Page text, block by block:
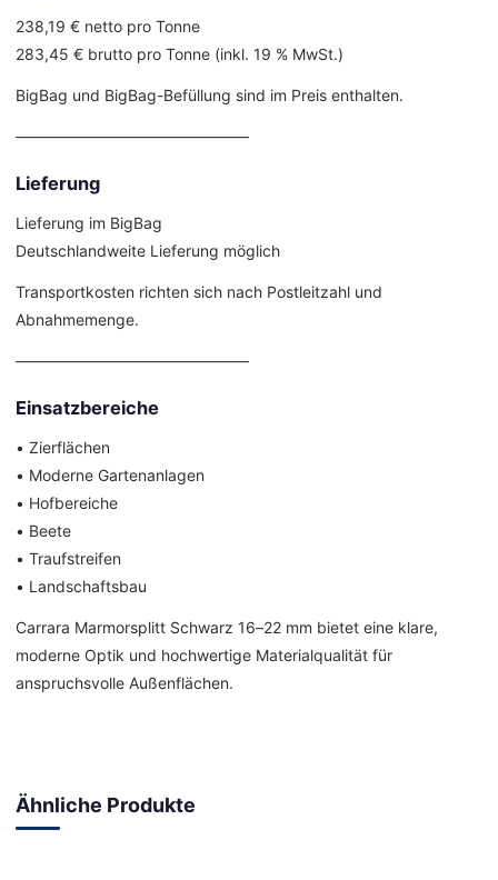
238,19 € netto pro Tonne
283,45 € brutto pro Tonne (inkl. 19 % MwSt.)
BigBag und BigBag-Befüllung sind im Preis enthalten.
––––––––––––––––––––––––––––––
Lieferung
Lieferung im BigBag
Deutschlandweite Lieferung möglich
Transportkosten richten sich nach Postleitzahl und
Abnahmemenge.
––––––––––––––––––––––––––––––
Einsatzbereiche
• Zierflächen
• Moderne Gartenanlagen
• Hofbereiche
• Beete
• Traufstreifen
• Landschaftsbau
Carrara Marmorsplitt Schwarz 16–22 mm bietet eine klare,
moderne Optik und hochwertige Materialqualität für
anspruchsvolle Außenflächen.
Ähnliche Produkte